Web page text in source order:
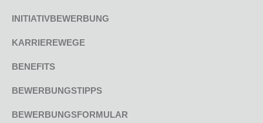
INITIATIVBEWERBUNG
KARRIEREWEGE
BENEFITS
BEWERBUNGSTIPPS
BEWERBUNGSFORMULAR